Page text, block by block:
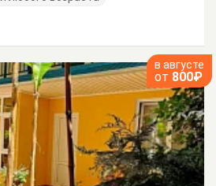
в августе
от 800₽